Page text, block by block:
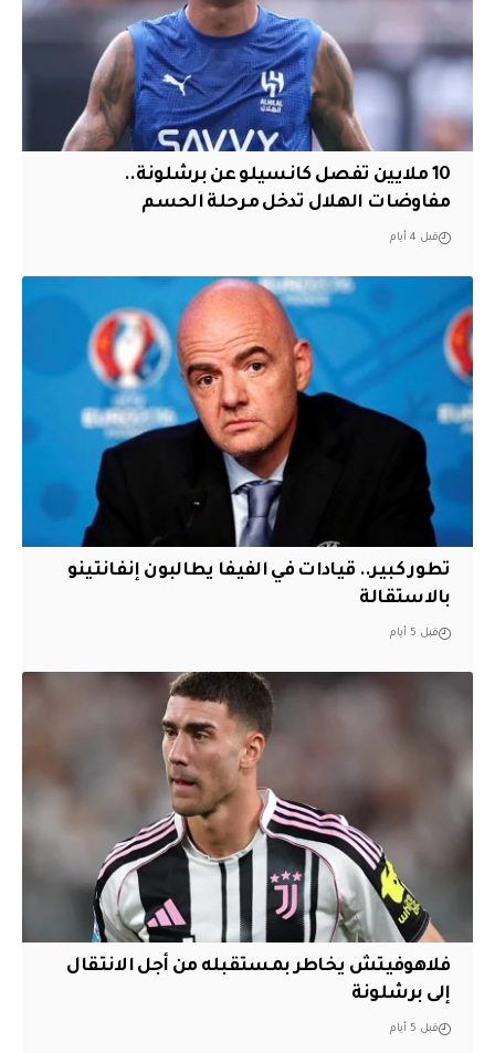
10 ملايين تفصل كانسيلو عن برشلونة..
مفاوضات الهلال تدخل مرحلة الحسم
قبل 4 أيام
تطور كبير.. قيادات في الفيفا يطالبون إنفانتينو
بالاستقالة
قبل 5 أيام
فلاهوفيتش يخاطر بمستقبله من أجل الانتقال
إلى برشلونة
قبل 5 أيام